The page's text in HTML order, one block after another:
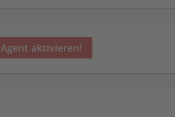
Agent aktivieren!